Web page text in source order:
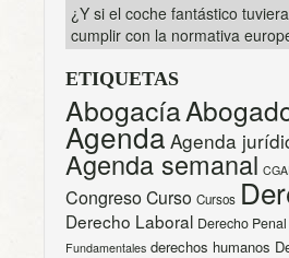
¿Y si el coche fantástico
cumplir con la normativa
ETIQUETAS
Abogacía
Agenda Agenda
Agenda semanal
CongresoCurso Cursos
Derecho Laboral Derecho Penal
Fundamentales derechos humanos